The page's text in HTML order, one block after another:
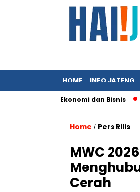
HOME INFO JATENG
Media Ekonomi dan Bisnis Kunci
Home / Pers Rilis
MWC
Cerah